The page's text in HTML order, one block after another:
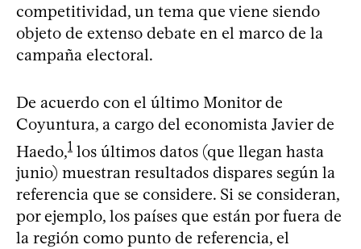
competitividad, un tema que viene siendo
objeto de extenso debate en el marco de la
campaña electoral.
De acuerdo con el último Monitor de
Coyuntura, a cargo del economista Javier de
Haedo,1 los últimos datos (que llegan hasta
junio) muestran resultados dispares según la
referencia que se considere. Si se consideran,
por ejemplo, los países que están por fuera de
la región como punto de referencia, el